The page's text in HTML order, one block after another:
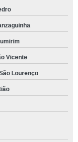
Vicente
Lourenço